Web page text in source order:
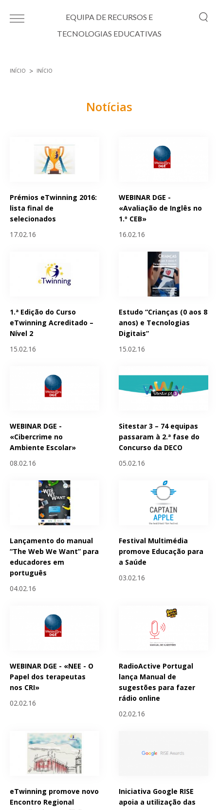
EQUIPA DE RECURSOS E
TECNOLOGIAS EDUCATIVAS
INÍCIO INÍCIO
Notícias
Prémios eTwinning 2016:
lista final de
selecionados
17.02.16
WEBINAR DGE -
«Avaliação de Inglês no
1.º CEB»
16.02.16
1.ª Edição do Curso
eTwinning Acreditado –
Nível 2
15.02.16
Estudo “Crianças (0 aos 8
anos) e Tecnologias
Digitais”
15.02.16
WEBINAR DGE -
«Cibercrime no
Ambiente Escolar»
08.02.16
Sitestar 3 – 74 equipas
passaram à 2.ª fase do
Concurso da DECO
05.02.16
Lançamento do manual
“The Web We Want” para
educadores em
português
04.02.16
Festival Multimédia
promove Educação para
a Saúde
03.02.16
WEBINAR DGE - «NEE - O
Papel dos terapeutas
nos CRI»
02.02.16
RadioActive Portugal
lança Manual de
sugestões para fazer
rádio online
02.02.16
eTwinning promove novo
Encontro Regional
Iniciativa Google RISE
apoia a utilização das
Páginas